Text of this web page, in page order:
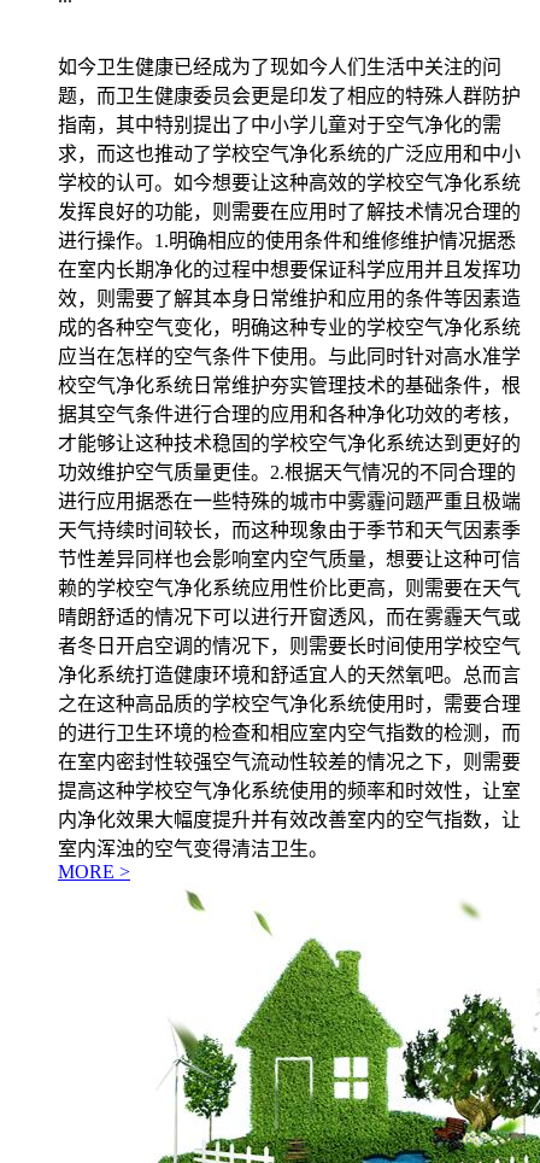
如今卫生健康已经成为了现如今人们生活中关注的问
题，而卫生健康委员会更是印发了相应的特殊人群防护
指南，其中特别提出了中小学儿童对于空气净化的需
求，而这也推动了学校空气净化系统的广泛应用和中小
学校的认可。如今想要让这种高效的学校空气净化系统
发挥良好的功能，则需要在应用时了解技术情况合理的
进行操作。1.明确相应的使用条件和维修维护情况据悉
在室内长期净化的过程中想要保证科学应用并且发挥功
效，则需要了解其本身日常维护和应用的条件等因素造
成的各种空气变化，明确这种专业的学校空气净化系统
应当在怎样的空气条件下使用。与此同时针对高水准学
校空气净化系统日常维护夯实管理技术的基础条件，根
据其空气条件进行合理的应用和各种净化功效的考核，
才能够让这种技术稳固的学校空气净化系统达到更好的
功效维护空气质量更佳。2.根据天气情况的不同合理的
进行应用据悉在一些特殊的城市中雾霾问题严重且极端
天气持续时间较长，而这种现象由于季节和天气因素季
节性差异同样也会影响室内空气质量，想要让这种可信
赖的学校空气净化系统应用性价比更高，则需要在天气
晴朗舒适的情况下可以进行开窗透风，而在雾霾天气或
者冬日开启空调的情况下，则需要长时间使用学校空气
净化系统打造健康环境和舒适宜人的天然氧吧。总而言
之在这种高品质的学校空气净化系统使用时，需要合理
的进行卫生环境的检查和相应室内空气指数的检测，而
在室内密封性较强空气流动性较差的情况之下，则需要
提高这种学校空气净化系统使用的频率和时效性，让室
内净化效果大幅度提升并有效改善室内的空气指数，让
室内浑浊的空气变得清洁卫生。
MORE >